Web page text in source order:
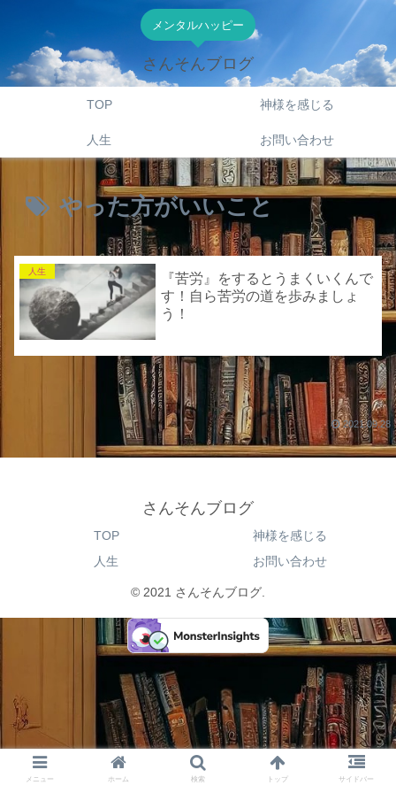
メンタルハッピー
さんそんブログ
TOP 神様を感じる
人生 お問い合わせ
やった方がいいこと
人生
『苦労』をするとうまくいくんで
す！自ら苦労の道を歩みましょ
う！
2021.09.28
さんそんブログ
TOP
神様を感じる
人生
お問い合わせ
© 2021 さんそんブログ.
メニュー ホーム 検索 トップ サイドバー